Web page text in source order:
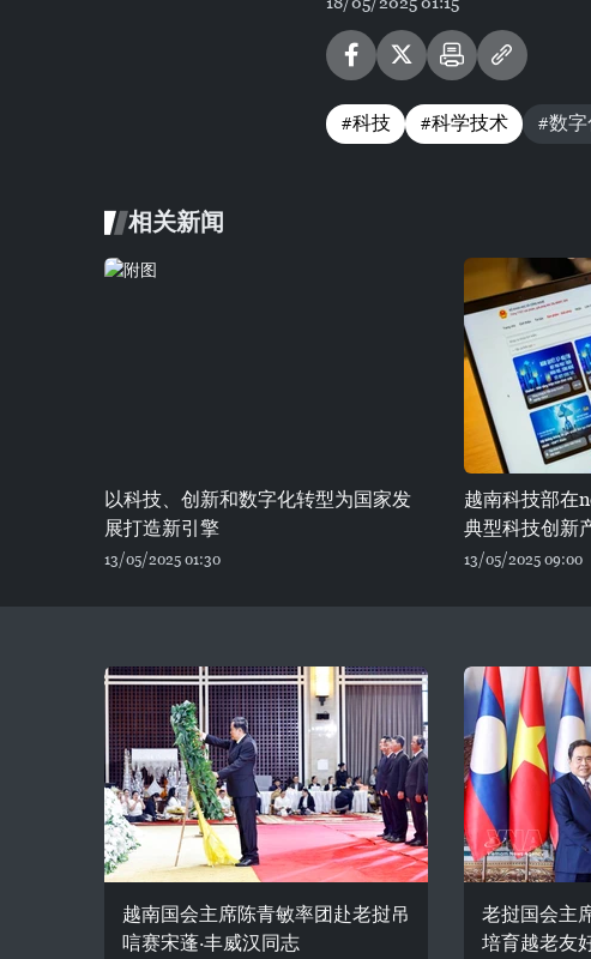
#科技 #科学技术 #数
相关新闻
以科技、创新和数字化转型为国家发
展打造新引擎
13/05/2025 01:30
越南科技部在
典型科技创新
13/05/2025 09:00
越南国会主席陈青敏率团赴老挝吊
唁赛宋蓬·丰威汉同志
老挝国会主
培育越老友